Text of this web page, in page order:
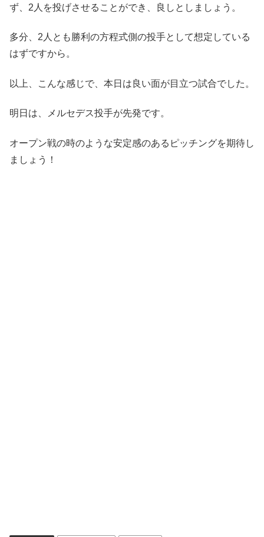
ず、2人を投げさせることができ、良しとしましょう。
多分、2人とも勝利の方程式側の投手として想定している
はずですから。
以上、こんな感じで、本日は良い面が目立つ試合でした。
明日は、メルセデス投手が先発です。
オープン戦の時のような安定感のあるピッチングを期待し
ましょう！